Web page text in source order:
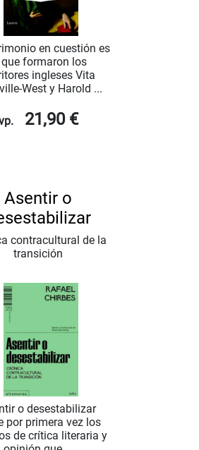
en cuestión es
formaron los
ingleses Vita
West y Harold ...
21,90 €
Asentir o
contracultural de la
transición
o desestabilizar
por primera vez los
de crítica literaria y